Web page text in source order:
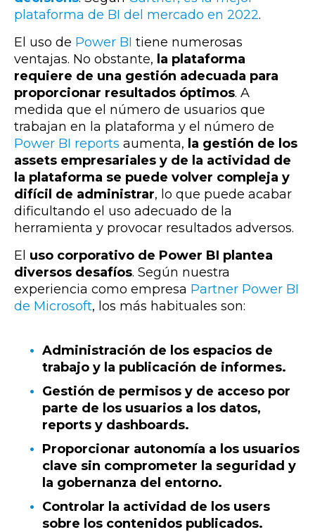
plataforma de BI del mercado en 2022.
El uso de Power BI tiene numerosas
ventajas. No obstante, la plataforma
requiere de una gestión adecuada para
proporcionar resultados óptimos. A
medida que el número de usuarios que
trabajan en la plataforma y el número de
Power BI reports aumenta, la gestión de los
assets empresariales y de la actividad de
la plataforma se puede volver compleja y
difícil de administrar, lo que puede acabar
dificultando el uso adecuado de la
herramienta y provocar resultados adversos.
El uso corporativo de Power BI plantea
diversos desafíos. Según nuestra
experiencia como empresa Partner Power BI
de Microsoft, los más habituales son:
Administración de los espacios de
trabajo y la publicación de informes.
Gestión de permisos y de acceso por
parte de los usuarios a los datos,
reports y dashboards.
Proporcionar autonomía a los usuarios
clave sin comprometer la seguridad y
la gobernanza del entorno.
Controlar la actividad de los users
sobre los contenidos publicados.